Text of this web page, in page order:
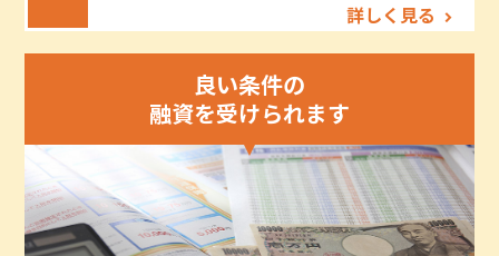
詳しく見る
良い条件の
融資を受けられます